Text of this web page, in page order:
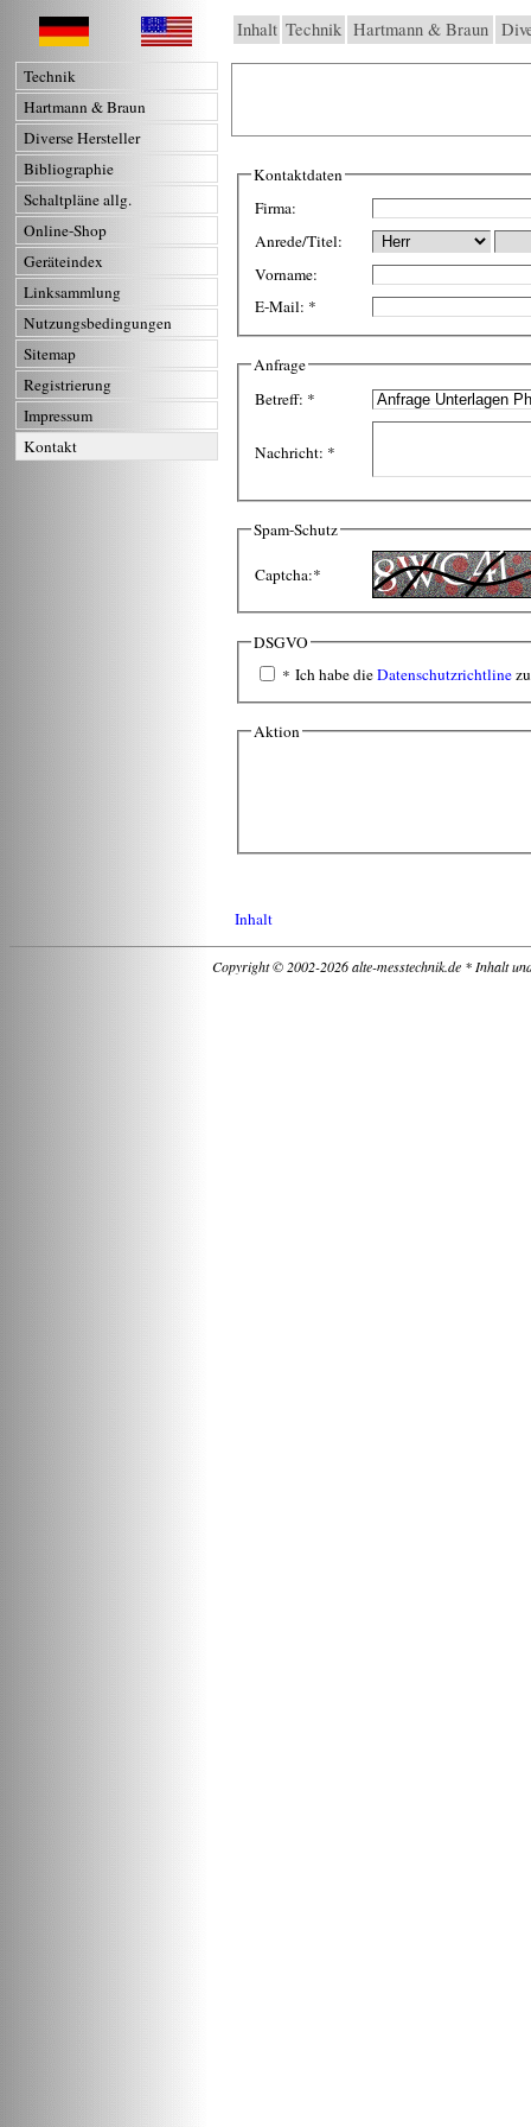
Inhalt Technik Hartmann & Braun
Technik
Hartmann & Braun
Diverse Hersteller
Bibliographie
Schaltpläne allg.
Online-Shop
Geräteindex
Linksammlung
Nutzungsbedingungen
Sitemap
Registrierung
Impressum
Kontakt
Kontaktdaten
Firma:
Anrede/Titel:
Vorname:
E-Mail: *
Anfrage
Betreff: *
Nachricht: *
Spam-Schutz
Captcha:*
DSGVO
* Ich habe dieDatenschutzrichtline
Aktion
Inhalt
Copyright © 2002-2026 alte-messtechnik.de * Inhalt